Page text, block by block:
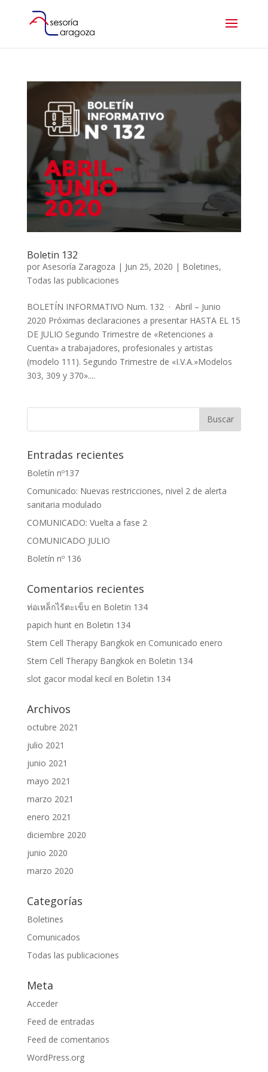
Boletin 132
por Asesoría Zaragoza | Jun 25, 2020 | Boletines,
Todas las publicaciones
BOLETÍN INFORMATIVO Num. 132 · Abril – Junio
2020 Próximas declaraciones a presentar HASTA EL 15
DE JULIO Segundo Trimestre de «Retenciones a
Cuenta» a trabajadores, profesionales y artistas
(modelo 111). Segundo Trimestre de «I.V.A.»Modelos
303, 309 y 370»....
Entradas recientes
Boletín nº137
Comunicado: Nuevas restricciones, nivel 2 de alerta
sanitaria modulado
COMUNICADO: Vuelta a fase 2
COMUNICADO JULIO
Boletín nº 136
Comentarios recientes
ท่อเหล็กไร้ตะเข็บ en Boletin 134
papich hunten Boletin 134
Stem Cell Therapy Bangkoken Comunicado enero
Stem Cell Therapy Bangkoken Boletin 134
slot gacor modal kecil en Boletin 134
Archivos
octubre 2021
julio 2021
junio 2021
mayo 2021
marzo 2021
enero 2021
diciembre 2020
junio 2020
marzo 2020
Categorías
Boletines
Comunicados
Todas las publicaciones
Meta
Acceder
Feed de entradas
Feed de comentarios
WordPress.org